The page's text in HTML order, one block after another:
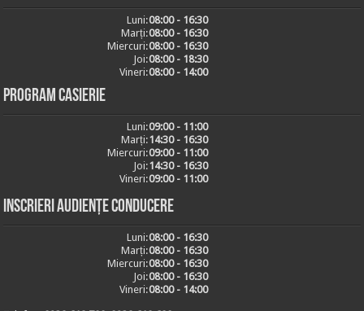
Luni:08:00 - 16:30
Marți:08:00 - 16:30
Miercuri:08:00 - 16:30
Joi:08:00 - 18:30
Vineri:08:00 - 14:00
Program casierie
Luni:09:00 - 11:00
Marți:14:30 - 16:30
Miercuri:09:00 - 11:00
Joi:14:30 - 16:30
Vineri:09:00 - 11:00
Inscrieri audiențe conducere
Luni:08:00 - 16:30
Marți:08:00 - 16:30
Miercuri:08:00 - 16:30
Joi:08:00 - 16:30
Vineri:08:00 - 14:00